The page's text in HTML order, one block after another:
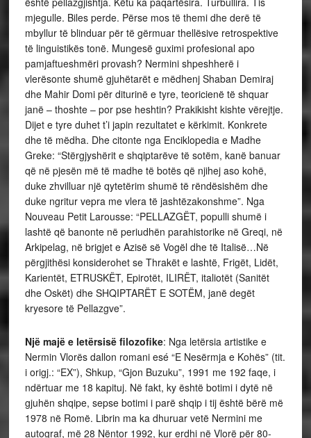
Një majë e letërsisë filozofike: Nga letërsia artistike e
Nermin Vlorës dallon romani esé “E Nesërmja e Kohës” (tit.
i origj.: “EX”), Shkup, “Gjon Buzuku”, 1991 me 192 faqe, i
ndërtuar me 18 kapituj. Në fakt, ky është botimi i dytë në
gjuhën shqipe, sepse botimi i parë shqip i tij është bërë më
1978 në Romë. Librin ma ka dhuruar vetë Nermini me
autograf, më 28 Nëntor 1992, kur erdhi në Vlorë për 80-